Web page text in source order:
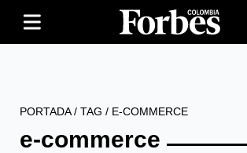
PORTADA/ TAG / E-COMMERCE
e-commerce